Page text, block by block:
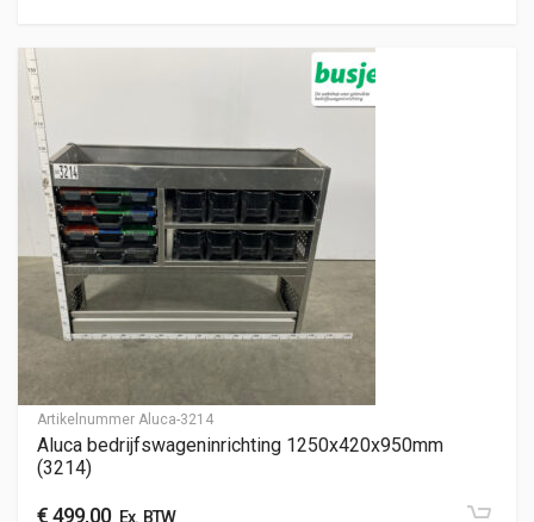
Artikelnummer Aluca-3214
Aluca bedrijfswageninrichting 1250x420x950mm
(3214)
€499,00Ex. BTW